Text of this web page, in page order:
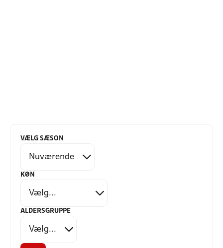
VÆLG SÆSON
KØN
ALDERSGRUPPE